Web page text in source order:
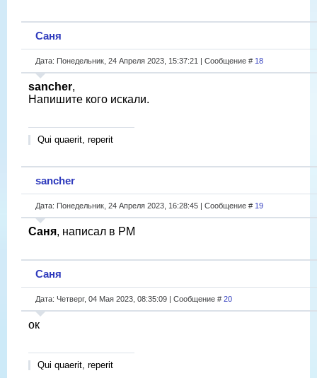
Саня
Дата: Понедельник, 24 Апреля 2023, 15:37:21 | Сообщение # 18
sancher,
Напишите кого искали.
Qui quaerit, reperit
sancher
Дата: Понедельник, 24 Апреля 2023, 16:28:45 | Сообщение # 19
Саня, написал в PM
Саня
Дата: Четверг, 04 Мая 2023, 08:35:09 | Сообщение # 20
ок
Qui quaerit, reperit